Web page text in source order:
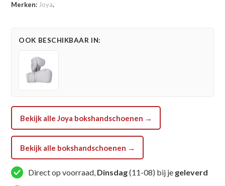
Performance
Zwart
Merken: Joya.
OOK BESCHIKBAAR IN:
Bekijk alle Joya bokshandschoenen →
Bekijk alle bokshandschoenen →
Direct op voorraad, Dinsdag(11-08) bij je geleverd